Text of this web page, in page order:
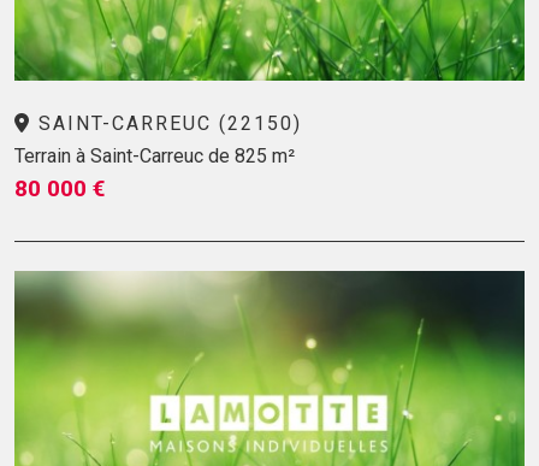
SAINT-CARREUC (22150)
Terrain à Saint-Carreuc de 825 m²
80 000 €